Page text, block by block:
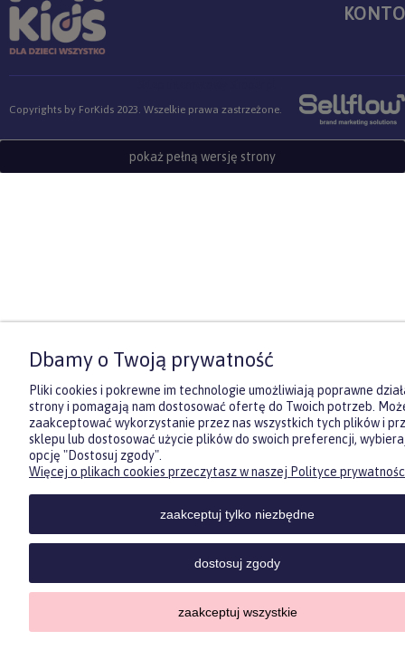
KONTO
Copyrights by ForKids 2023. Wszelkie prawa zastrzeżone.
pokaż pełną wersję strony
Zasubskrybuj nasz newsletter
i otrzymaj5% rabatu na pierwszyzakup.
Twój email
Dbamy o Twoją prywatność
Pliki cookies i pokrewne im technologie umożliwiają poprawne
strony i pomagają nam dostosować ofertę do Twoich potrzeb.
zaakceptować wykorzystanie przez nas wszystkich tych plików i
sklepu lub dostosować użycie plików do swoich preferencji,
opcję "Dostosuj zgody".
Więcej o plikach cookies przeczytasz w naszej Polityce
zaakceptuj tylko niezbędne
dostosuj zgody
zaakceptuj wszystkie